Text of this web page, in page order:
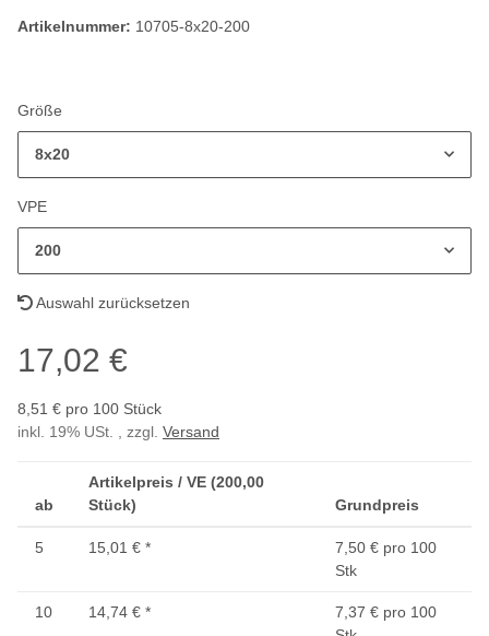
Artikelnummer: 10705-8x20-200
Größe
8x20
VPE
200
Auswahl zurücksetzen
17,02 €
8,51 € pro 100 Stück
inkl. 19% USt. , zzgl. Versand
ab
Artikelpreis / VE (200,00
Stück)
Grundpreis
5 15,01 € *
7,50 € pro 100
Stk
10 14,74 € *
7,37 € pro 100